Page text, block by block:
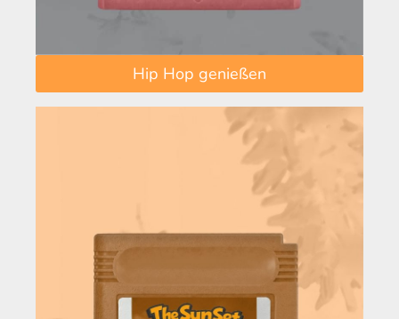
Hip Hop genießen